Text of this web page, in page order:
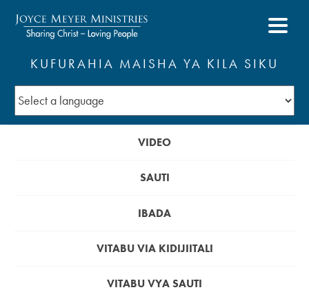
KUFURAHIA MAISHA YA KILA SIKU
VIDEO
SAUTI
IBADA
VITABU VIA KIDIJIITALI
VITABU VYA SAUTI